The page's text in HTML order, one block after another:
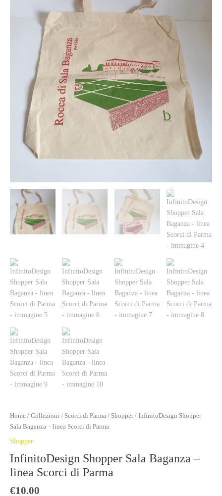
Home / Collezioni / Scorci di Parma / Shopper/ InfinitoDesign Shopper
Sala Baganza – linea Scorci di Parma
Shopper
InfinitoDesign Shopper Sala Baganza –
linea Scorci di Parma
€10.00